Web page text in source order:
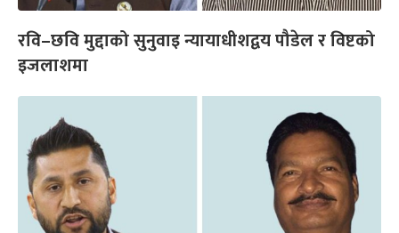
रवि–छवि मुद्दाको सुनुवाइ न्यायाधीशद्वय पौडेल र विष्टको
इजलाशमा